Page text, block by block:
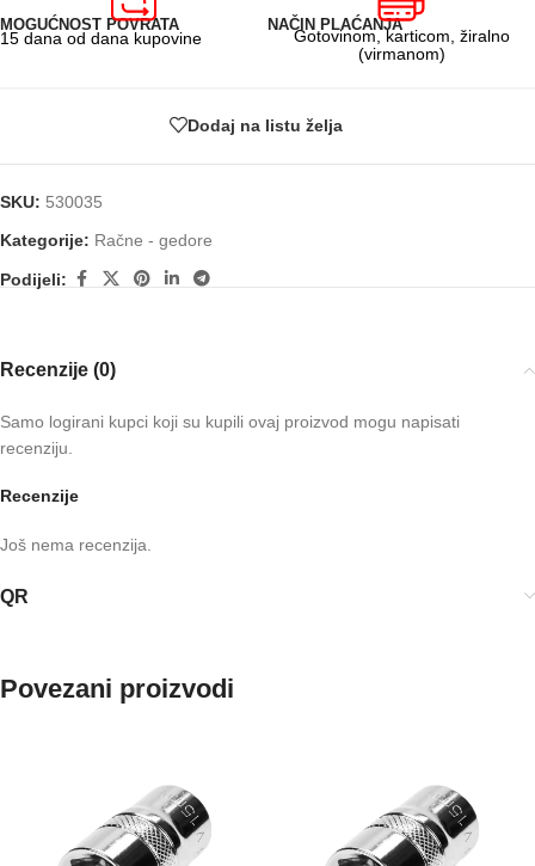
MOGUĆNOST POVRATA
15 dana od dana kupovine
NAČIN PLAĆANJA
Gotovinom, karticom, žiralno
(virmanom)
Dodaj na listu želja
SKU: 530035
Kategorije: Račne - gedore
Podijeli:
Recenzije (0)
Recenzije
Još nema recenzija.
Samo logirani kupci koji su kupili ovaj proizvod mogu napisati
recenziju.
QR
Povezani proizvodi